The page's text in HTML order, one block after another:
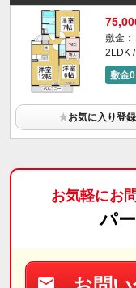
敷金：
2LDK
敷金0
★お気に入り登録
お気軽にお
パ